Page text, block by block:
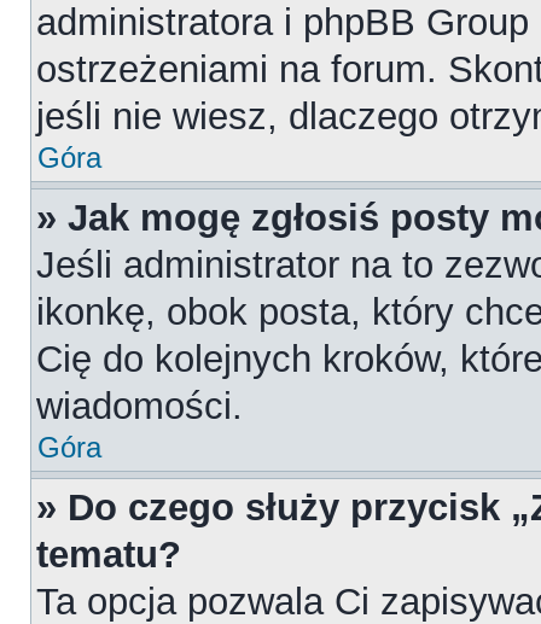
administratora i phpBB
ostrzeżeniami na forum.
jeśli nie wiesz, dlaczego
Góra
» Jak mogę zgłosiś posty
Jeśli administrator na to
ikonkę, obok posta, który
Cię do kolejnych kroków,
wiadomości.
Góra
» Do czego służy przycisk
tematu?
Ta opcja pozwala Ci